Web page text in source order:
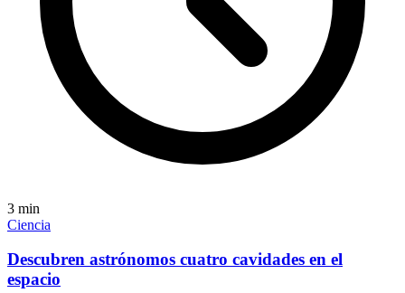
3 min
Ciencia
Descubren astrónomos cuatro cavidades en el
espacio